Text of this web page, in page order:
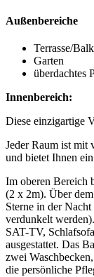
Außenbereiche
Terrasse/
Garten
überdachtes
Innenbereich:
Diese einzigartige
Jeder Raum ist mit
und bietet Ihnen
Im oberen Bereich
(2 x 2m). Über
Sterne in der
verdunkelt
SAT-TV,
ausgestattet. Das
zwei
die persönliche